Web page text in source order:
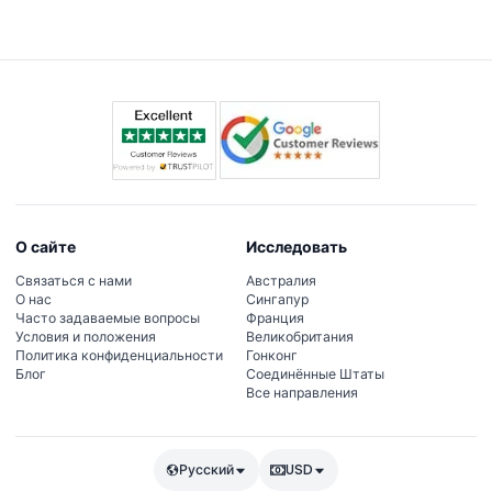
угодно раз.
О сайте
Связаться с нами
О нас
Часто задаваемые вопросы
Условия и положения
Политика конфиденциальности
Блог
Исследовать
Австралия
Сингапур
Франция
Великобритания
Гонконг
Соединённые Штаты
Все направления
Русский USD